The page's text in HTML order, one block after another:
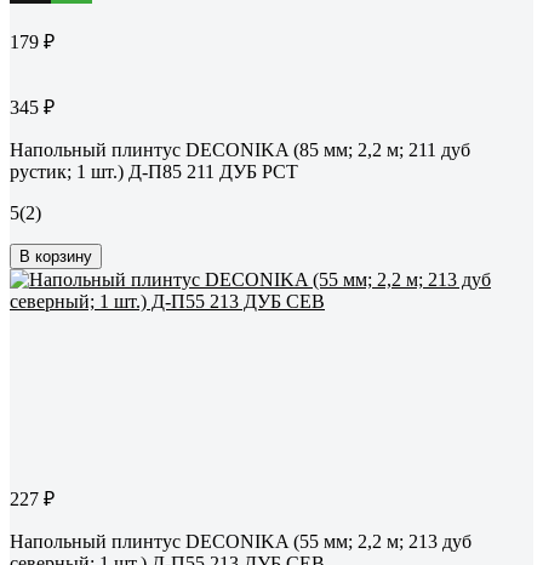
179 ₽
345 ₽
Напольный плинтус DECONIKA (85 мм; 2,2 м; 211 дуб
рустик; 1 шт.) Д-П85 211 ДУБ РСТ
5(2)
В корзину
227 ₽
Напольный плинтус DECONIKA (55 мм; 2,2 м; 213 дуб